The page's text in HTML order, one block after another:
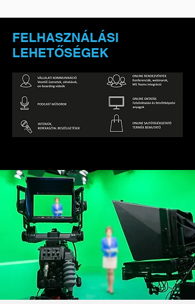
FELHASZNÁLÁSI
LEHETŐSÉGEK